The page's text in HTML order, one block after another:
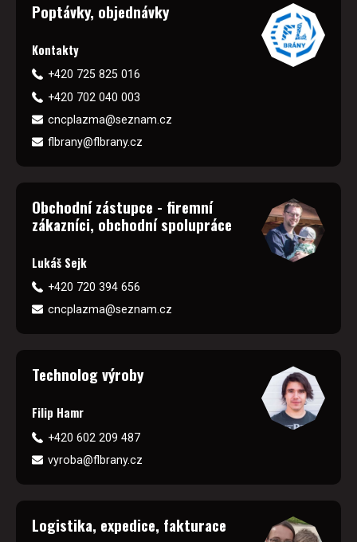
Poptávky, objednávky
Kontakty
+420 725 825 016
+420 702 040 003
cncplazma@seznam.cz
flbrany@flbrany.cz
Obchodní zástupce - firemní
zákazníci, obchodní spolupráce
Lukáš Sejk
+420 720 394 656
cncplazma@seznam.cz
Technolog výroby
Filip Hamr
+420 602 209 487
vyroba@flbrany.cz
Logistika, expedice, fakturace